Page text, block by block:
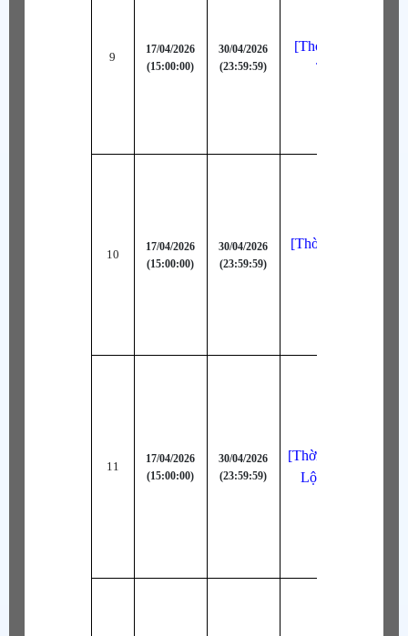
9
17/04/2026
(15:00:00)
30/04/2026
(23:59:59)
[Thời Trang Bậc
Tiểu Long
10
17/04/2026
(15:00:00)
30/04/2026
(23:59:59)
[Thời Trang Bậc
11
17/04/2026
(15:00:00)
30/04/2026
(23:59:59)
[Thời Trang Bậc
Lộc Đáng Yêu